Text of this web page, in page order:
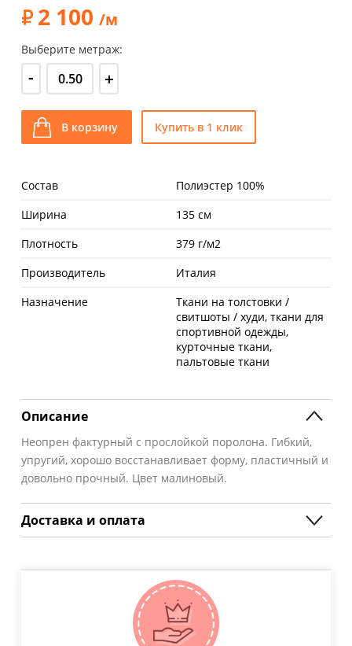
2 100 /м
Выберите метраж:
- +
В корзину Купить в 1 клик
Состав
Полиэстер 100%
Ширина
135 см
Плотность
379 г/м2
Производитель
Италия
Назначение
Ткани на толстовки /
свитшоты / худи, ткани для
спортивной одежды,
курточные ткани,
пальтовые ткани
Описание
Неопрен фактурный с прослойкой поролона. Гибкий,
упругий, хорошо восстанавливает форму, пластичный и
довольно прочный. Цвет малиновый.
Доставка и оплата